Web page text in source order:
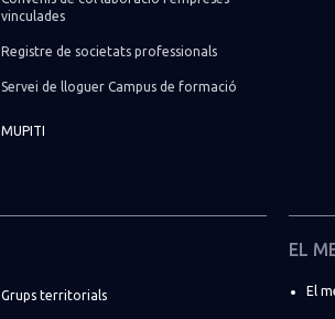
vinculades
Registre de societats professionals
Servei de lloguer Campus de formació
MUPITI
Grups territorials
EL
El